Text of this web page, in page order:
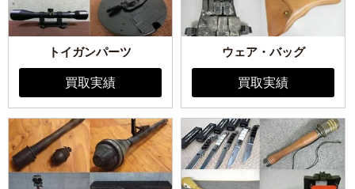
トイガンパーツ
買取実績
ウェア・バッグ
買取実績